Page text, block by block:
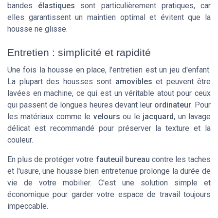
bandes élastiques sont particulièrement pratiques, car
elles garantissent un maintien optimal et évitent que la
housse ne glisse.
Entretien : simplicité et rapidité
Une fois la housse en place, l'entretien est un jeu d'enfant.
La plupart des housses sont amovibles et peuvent être
lavées en machine, ce qui est un véritable atout pour ceux
qui passent de longues heures devant leur ordinateur. Pour
les matériaux comme le velours ou le jacquard, un lavage
délicat est recommandé pour préserver la texture et la
couleur.
En plus de protéger votre fauteuil bureau contre les taches
et l'usure, une housse bien entretenue prolonge la durée de
vie de votre mobilier. C'est une solution simple et
économique pour garder votre espace de travail toujours
impeccable.